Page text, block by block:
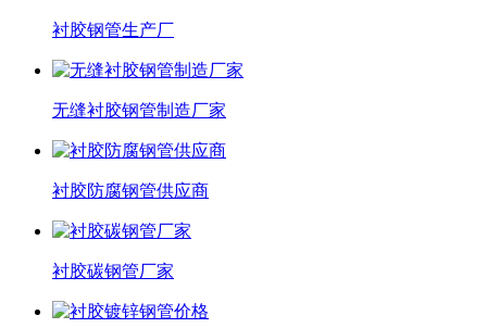
衬胶钢管生产厂
无缝衬胶钢管制造厂家
衬胶防腐钢管供应商
衬胶碳钢管厂家